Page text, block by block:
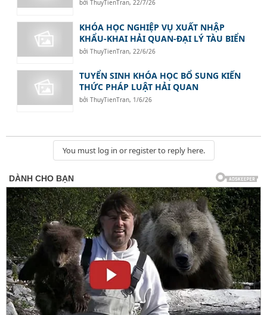
bởiThuyTienTran,22/7/26
KHÓA HỌC NGHIỆP VỤ XUẤT NHẬP
KHẨU-KHAI HẢI QUAN-ĐẠI LÝ TÀU BIỂN
bởiThuyTienTran, 22/6/26
TUYỂN SINH KHÓA HỌC BỔ SUNG KIẾN
THỨC PHÁP LUẬT HẢI QUAN
bởiThuyTienTran, 1/6/26
You must log in or register to reply here.